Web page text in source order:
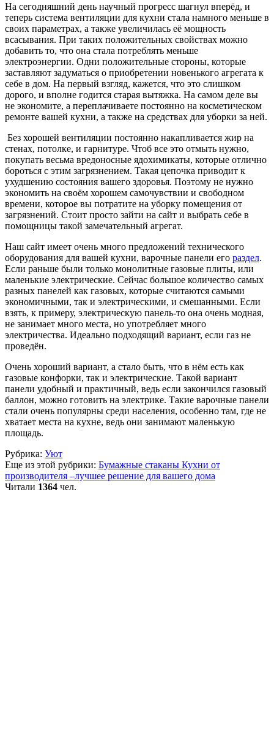
На сегодняшний день научный прогресс шагнул вперёд, и
теперь система вентиляции для кухни стала намного меньше в
своих параметрах, а также увеличилась её мощность
всасывания. При таких положительных свойствах можно
добавить то, что она стала потреблять меньше
электроэнергии. Одни положительные стороны, которые
заставляют задуматься о приобретении новенького агрегата к
себе в дом. На первый взгляд, кажется, что это слишком
дорого, и вполне годится старая вытяжка. На самом деле вы
не экономите, а переплачиваете постоянно на косметическом
ремонте вашей кухни, а также на средствах для уборки за ней.
Без хорошей вентиляции постоянно накапливается жир на
стенах, потолке, и гарнитуре. Чтоб все это отмыть нужно,
покупать весьма вредоносные ядохимикаты, которые отлично
бороться с этим загрязнением. Такая цепочка приводит к
ухудшению состояния вашего здоровья. Поэтому не нужно
экономить на своём хорошем самочувствии и свободном
времени, которое вы потратите на уборку помещения от
загрязнений. Стоит просто зайти на сайт и выбрать себе в
помощницы такой замечательный агрегат.
Наш сайт имеет очень много предложений технического
оборудования для вашей кухни, варочные панели его раздел.
Если раньше были только монолитные газовые плиты, или
маленькие электрические. Сейчас большое количество самых
разных панелей как газовых, которые считаются самыми
экономичными, так и электрическими, и смешанными. Если
взять, к примеру, электрическую панель-то она очень модная,
не занимает много места, но употребляет много
электричества. Идеально подходящий вариант, если газ не
проведён.
Очень хороший вариант, а стало быть, что в нём есть как
газовые конфорки, так и электрические. Такой вариант
панели удобный и практичный, ведь если закончился газовый
баллон, можно готовить на электрике. Такие варочные панели
стали очень популярны среди населения, особенно там, где не
хватает места на кухне, ведь они занимают маленькую
площадь.
Рубрика: Уют
Еще из этой рубрики: Бумажные стаканы Кухни от
производителя –лучшее решение для вашего дома
Читали 1364 чел.